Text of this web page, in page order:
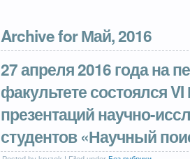
Archive for Май, 2016
27 апреля 2016 года на
факультете состоялся
презентаций научно-
студентов «Научный